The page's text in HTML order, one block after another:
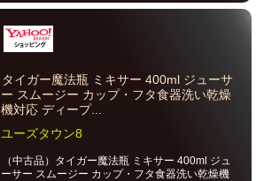
タイガー魔法瓶 ミキサー 400ml ジューサ
ー スムージー カップ・フタ食器洗い乾燥
機対応 ディープ...
ユーズタウン8
（中古品）タイガー魔法瓶 ミキサー 400ml ジュ
ーサー スムージー カップ・フタ食器洗い乾燥機